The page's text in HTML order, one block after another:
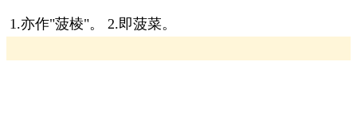
1.亦作"菠棱"。 2.即菠菜。